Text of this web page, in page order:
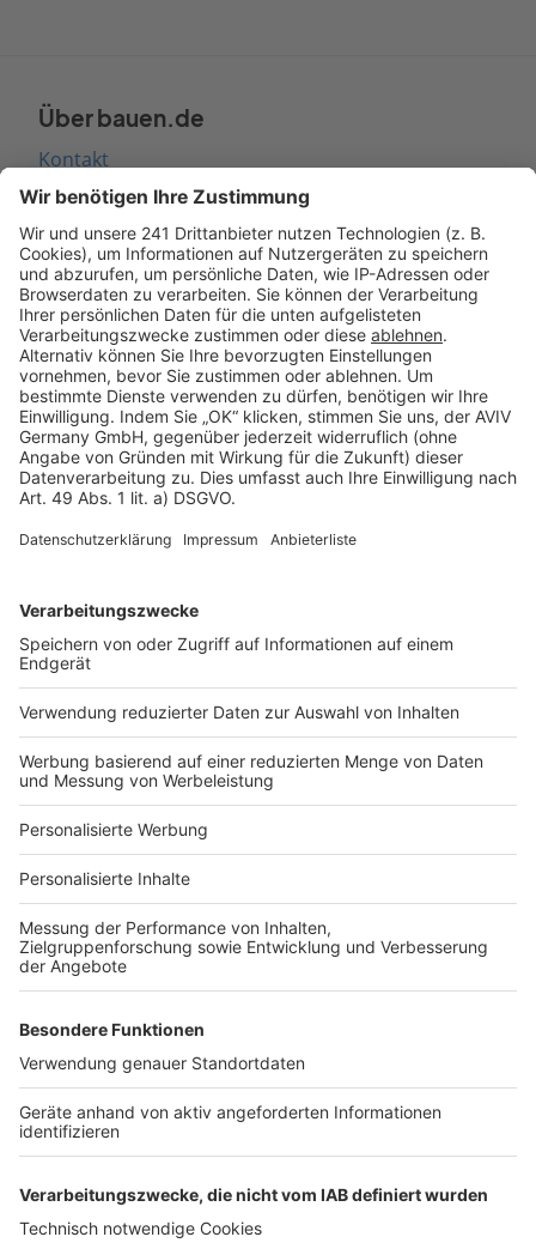
Über bauen.de
Kontakt
Seitenaufbau
Barrierefreiheit
Cookie Einstellungen
Rechtliches
AGB-Übersicht
Datenschutz
Impressum
Services
Bauprojekt-Quiz
Häuser-Suche
Hausanbieter-Suche
Bauprojekt-Profil
Für Unternehmen
Ihre Baufirma auf bauen.de
Kostenloses Infogespräch